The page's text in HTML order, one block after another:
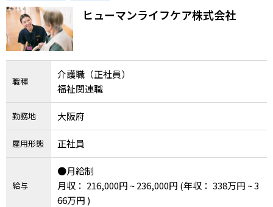
ヒューマンライフケア株式会社
職種
介護職（正社員）
福祉関連職
勤務地 大阪府
雇用形態 正社員
給与
●月給制
月収： 216,000円 ~ 236,000円 (年収： 338万円 ~ 3
66万円 )